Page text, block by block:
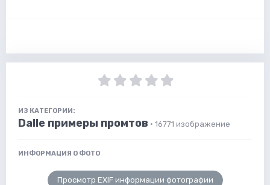
ИЗ КАТЕГОРИИ:
Dalle примеры промтов · 16771 изображение
ИНФОРМАЦИЯ О ФОТО
Просмотр EXIF информации фотографии